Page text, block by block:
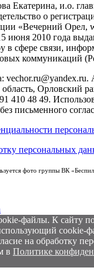
Екатерина, и.о.
о
«Вечерний Орел,
июня 2010 года
в сфере связи,
коммуникаций
vechor.ru@yandex.ru.
Орловский
410 48 49.
письменного
персональных
фото группы ВК
файлы. К cайту
cookie-
на обработку
в Политике